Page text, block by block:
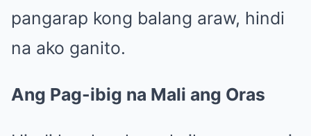
pangarap kong balang araw, hindi
na ako ganito.
Ang Pag-ibig na Mali ang Oras